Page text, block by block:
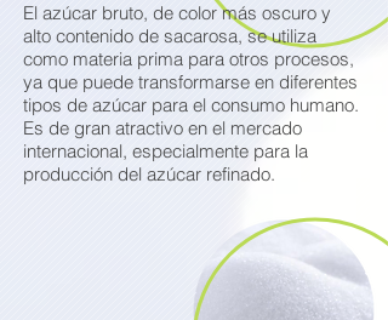
El azúcar bruto, de color más oscuro y
alto contenido de sacarosa, se utiliza
como materia prima para otros procesos,
ya que puede transformarse en diferentes
tipos de azúcar para el consumo humano.
Es de gran atractivo en el mercado
internacional, especialmente para la
producción del azúcar refinado.